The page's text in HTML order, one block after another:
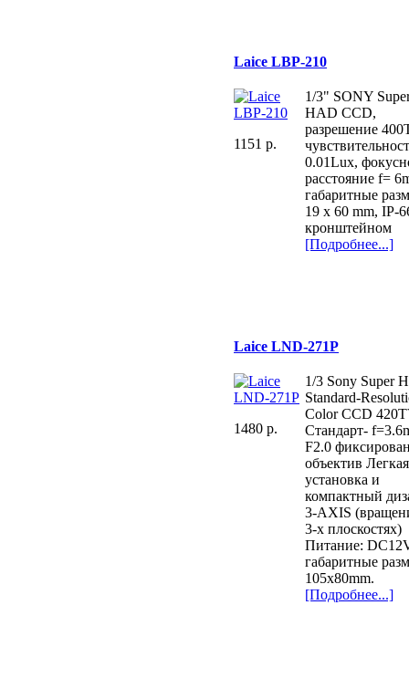
Laice LBP-210
1151 p.
1/3" SONY
HAD CCD,
разрешение
0.01Lux,
расстояние f=
габаритные
19 х 60 mm, IP-
кронштейном
[Подробнее...]
Laice LND-271P
1480 p.
1/3 Sony Super
Standard-
Color CCD
Стандарт-
F2.0
объектив Легкая
установка и
компактный
3-AXIS
3-х плоскостях)
Питание:
габаритные
105х80mm.
[Подробнее...]